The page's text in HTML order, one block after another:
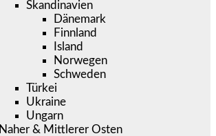
Skandinavien
Dänemark
Finnland
Island
Norwegen
Schweden
Türkei
Ukraine
Ungarn
Naher & Mittlerer Osten